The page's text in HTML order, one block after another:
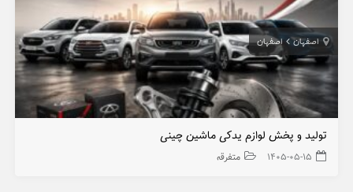
اصفهان اصفهان
تولید و پخش لوازم یدکی ماشین چینی
۱۴۰۵-۰۵-۱۵ متفرقه